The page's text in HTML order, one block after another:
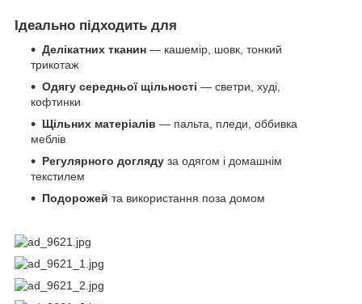
Ідеально підходить для
Делікатних тканин — кашемір, шовк, тонкий
трикотаж
Одягу середньої щільності — светри, худі,
кофтинки
Щільних матеріалів — пальта, пледи, оббивка
меблів
Регулярного догляду за одягом і домашнім
текстилем
Подорожей та використання поза домом